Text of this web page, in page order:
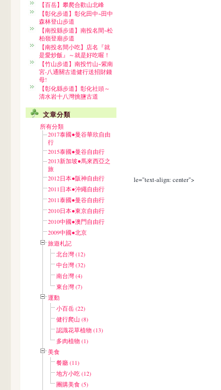
【百岳】攀爬合歡山北峰
【彰化步道】彰化田中~田中
森林登山步道
【南投縣步道】南投名間~松
柏嶺登廟步道
【南投名間小吃】店名『就
是愛炒飯』～就是好吃喔！
【竹山步道】南投竹山~紫南
宮-八通關古道健行送招財錢
母!
【彰化縣步道】彰化社頭～
清水岩十八灣挑鹽古道
文章分類
所有分類
2017泰國●曼谷華欣自由
行
2015泰國●曼谷自由行
2013新加坡●馬來西亞之
旅
2012日本●阪神自由行
2011日本●沖繩自由行
2011泰國●曼谷自由行
2010日本●東京自由行
2010中國●澳門自由行
2009中國●北京
旅遊札記
北台灣 (12)
中台灣 (32)
南台灣 (4)
東台灣 (7)
運動
小百岳 (22)
健行爬山 (8)
認識花草植物 (13)
多肉植物 (1)
美食
餐廳 (11)
地方小吃 (12)
團購美食 (5)
le="text-align: center">